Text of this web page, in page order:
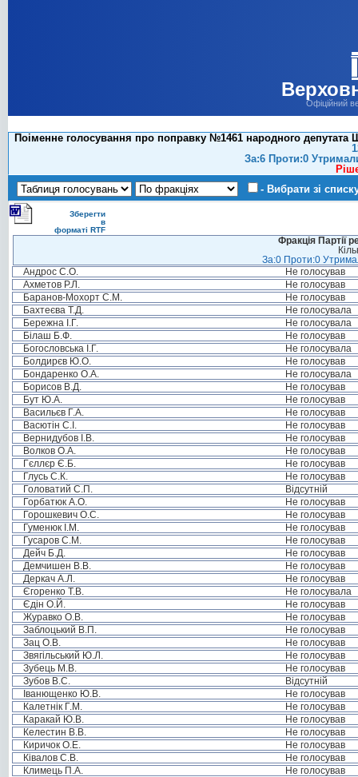
Офіційний
Поіменне голосування про поправку №1461 народного
За:6 Проти:0
- Вибрати зі
Зберегти
в
форматі RTF
Фракція Партії
За:0 Проти:0
Андрос С.О.
Не голосував
Ахметов Р.Л.
Не голосував
Баранов-Мохорт С.М.
Не голосував
Бахтеєва Т.Д.
Не голосувала
Бережна І.Г.
Не голосувала
Білаш Б.Ф.
Не голосував
Богословська І.Г.
Не голосувала
Болдирєв Ю.О.
Не голосував
Бондаренко О.А.
Не голосувала
Борисов В.Д.
Не голосував
Бут Ю.А.
Не голосував
Васильєв Г.А.
Не голосував
Васютін С.І.
Не голосував
Вернидубов І.В.
Не голосував
Волков О.А.
Не голосував
Гєллєр Є.Б.
Не голосував
Глусь С.К.
Не голосував
Головатий С.П.
Відсутній
Горбатюк А.О.
Не голосував
Горошкевич О.С.
Не голосував
Гуменюк І.М.
Не голосував
Гусаров С.М.
Не голосував
Дейч Б.Д.
Не голосував
Демчишен В.В.
Не голосував
Деркач А.Л.
Не голосував
Єгоренко Т.В.
Не голосувала
Єдін О.Й.
Не голосував
Журавко О.В.
Не голосував
Заблоцький В.П.
Не голосував
Зац О.В.
Не голосував
Звягільський Ю.Л.
Не голосував
Зубець М.В.
Не голосував
Зубов В.С.
Відсутній
Іванющенко Ю.В.
Не голосував
Калетнік Г.М.
Не голосував
Каракай Ю.В.
Не голосував
Келестин В.В.
Не голосував
Киричок О.Е.
Не голосував
Ківалов С.В.
Не голосував
Климець П.А.
Не голосував